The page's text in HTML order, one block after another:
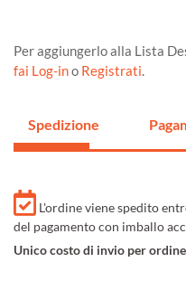
Per aggiungerlo alla Lista
fai Log-ino Registrati.
Spedizione
L'ordine viene spedito
del pagamento con imballo
Unico costo di invio per